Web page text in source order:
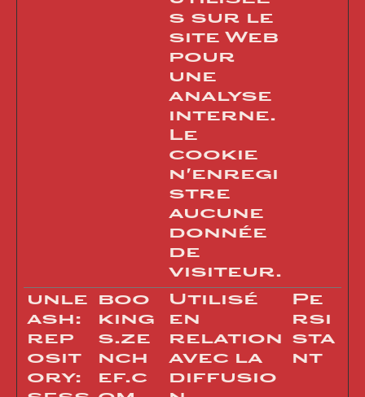
s sur le
site Web
pour
une
analyse
interne.
Le
cookie
n'enregi
stre
aucune
donnée
de
visiteur.
unle
ash:
rep
osit
ory:
boo
king
s.ze
nch
ef.c
Utilisé
en
relation
avec la
diffusio
Pe
rsi
sta
nt